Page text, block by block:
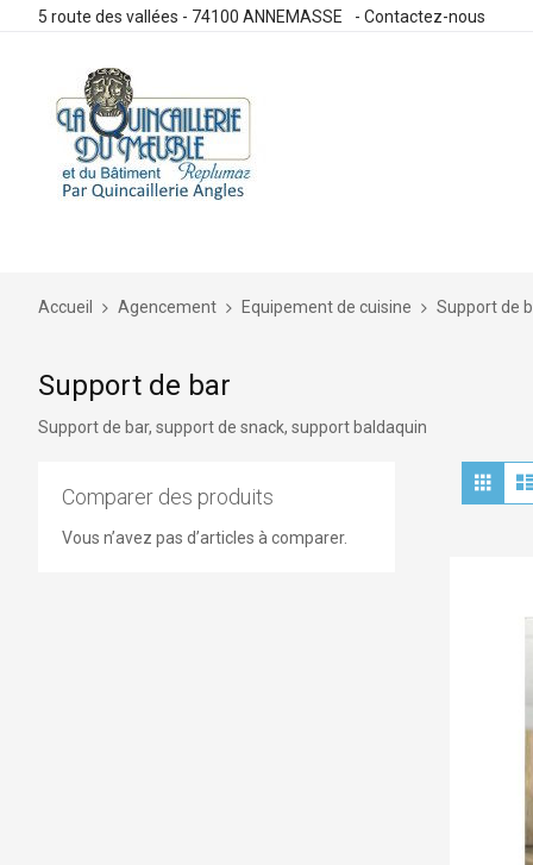
5 route des vallées - 74100 ANNEMASSE - Contactez-nous
Accueil Agencement Equipement de cuisine Support de
Support de bar
Support de bar, support de snack, support baldaquin
en
Grille
Comparer des produits
Vous n’avez pas d’articles à comparer.